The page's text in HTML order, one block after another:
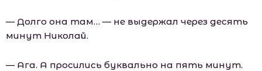
— Долго она там… — не выдержал через десять
минут Николай.
— Ага. А просились буквально на пять минут.